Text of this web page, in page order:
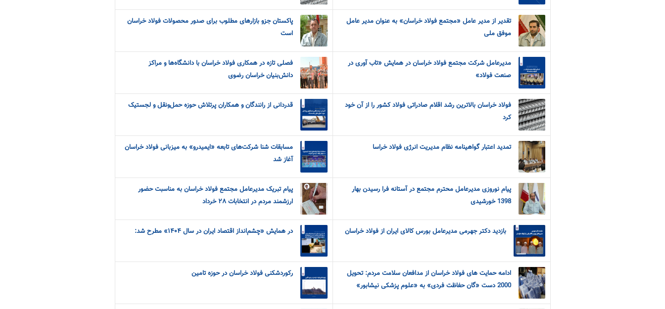
تقدیر از مدیر عامل «مجتمع فولاد خراسان» به عنوان مدیر عامل
موفق ملی
پاکستان جزو بازارهای مطلوب برای صدور محصولات فولاد خراسان
است
مدیرعامل شرکت مجتمع فولاد خراسان در همایش «تاب آوری در
صنعت فولاد»
فصلی تازه در همکاری فولاد خراسان با دانشگاه‌ها و مراکز
دانش‌بنیان خراسان رضوی
فولاد خراسان بالاترین رشد اقلام صادراتی فولاد کشور را از آن خود
کرد
قدردانی از رانندگان و همکاران پرتلاش حوزه حمل‌ونقل و لجستیک
تمدید اعتبار گواهینامه نظام مدیریت انرژی فولاد خراسا
مسابقات شنا شرکت‌های تابعه «ایمیدرو» به میزبانی فولاد خراسان
آغاز شد
پیام نوروزی مدیرعامل محترم مجتمع در آستانه فرا رسیدن بهار
1398 خورشیدی
پیام تبریک مدیرعامل مجتمع فولاد خراسان به مناسبت حضور
ارزشمند مردم در انتخابات ٢٨ خرداد
بازدید دکتر جهرمی مدیرعامل بورس کالای ایران از فولاد خراسان در همایش «چشم‌انداز اقتصاد ایران در سال ۱۴۰۴» مطرح شد:
ادامه حمایت های فولاد خراسان از مدافعان سلامت مردم: تحویل
2000 دست «گان حفاظت فردی» به «علوم پزشکی نیشابور»
رکوردشکنی فولاد خراسان در حوزه تامین